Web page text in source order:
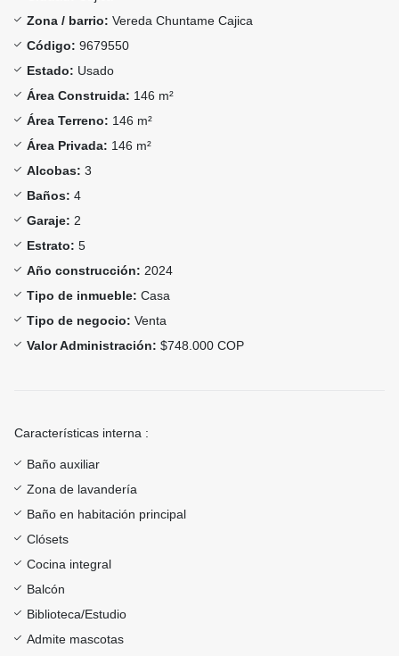
Zona / barrio: Vereda Chuntame Cajica
Código: 9679550
Estado: Usado
Área Construida: 146 m²
Área Terreno: 146 m²
Área Privada: 146 m²
Alcobas: 3
Baños: 4
Garaje: 2
Estrato: 5
Año construcción: 2024
Tipo de inmueble: Casa
Tipo de negocio: Venta
Valor Administración: $748.000 COP
Características interna :
Baño auxiliar
Zona de lavandería
Baño en habitación principal
Clósets
Cocina integral
Balcón
Biblioteca/Estudio
Admite mascotas